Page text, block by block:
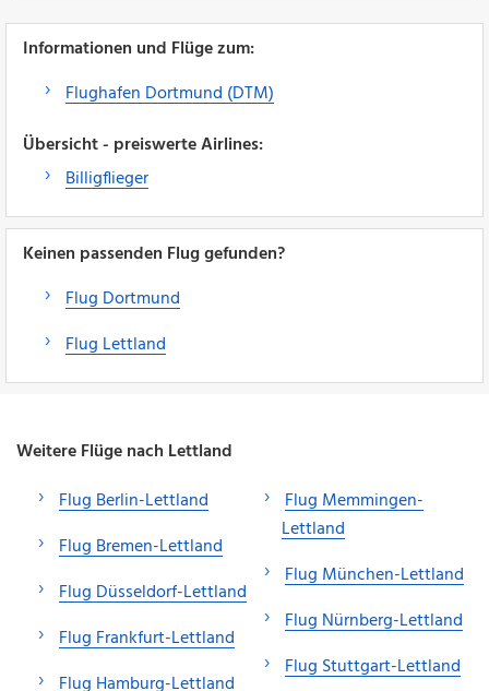
Informationen und Flüge zum:
Flughafen Dortmund (DTM)
Übersicht - preiswerte Airlines:
Billigflieger
Keinen passenden Flug gefunden?
Flug Dortmund
Flug Lettland
Weitere Flüge nach Lettland
Flug Berlin-Lettland
Flug Bremen-Lettland
Flug Düsseldorf-Lettland
Flug Frankfurt-Lettland
Flug Hamburg-Lettland
Flug Memmingen-
Lettland
Flug München-Lettland
Flug Nürnberg-Lettland
Flug Stuttgart-Lettland